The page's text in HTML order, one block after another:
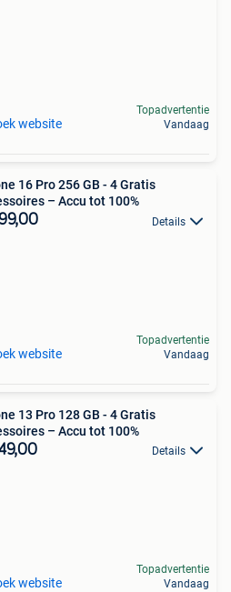
website
Topadvertentie
Vandaag
16 Pro 256 GB - 4 Gratis
– Accu tot 100%
Details
website
Topadvertentie
Vandaag
13 Pro 128 GB - 4 Gratis
– Accu tot 100%
Details
website
Topadvertentie
Vandaag